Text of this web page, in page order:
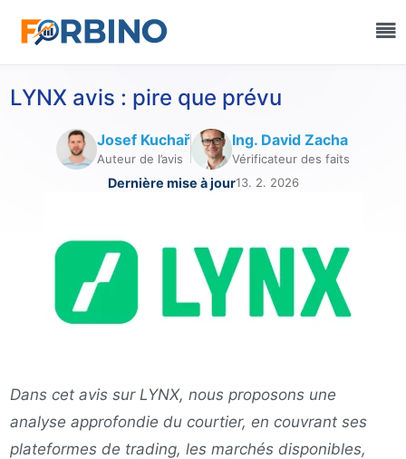
LYNX avis : pire que prévu
Josef Kuchař
Auteur de l’avis
Ing. David Zacha
Vérificateur des faits
Dernière mise à jour13. 2. 2026
Dans cet avis sur LYNX, nous proposons une
analyse approfondie du courtier, en couvrant ses
plateformes de trading, les marchés disponibles,